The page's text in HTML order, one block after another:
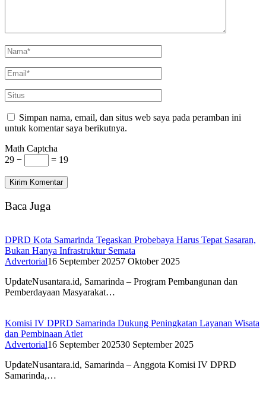
Simpan nama, email, dan situs web saya pada peramban ini
untuk komentar saya berikutnya.
Math Captcha
29 −
= 19
Baca Juga
DPRD Kota Samarinda Tegaskan Probebaya Harus Tepat Sasaran,
Bukan Hanya Infrastruktur Semata
Advertorial16 September 20257 Oktober 2025
UpdateNusantara.id, Samarinda – Program Pembangunan dan
Pemberdayaan Masyarakat…
Komisi IV DPRD Samarinda Dukung Peningkatan Layanan Wisata
dan Pembinaan Atlet
Advertorial16 September 202530 September 2025
UpdateNusantara.id, Samarinda – Anggota Komisi IV DPRD
Samarinda,…